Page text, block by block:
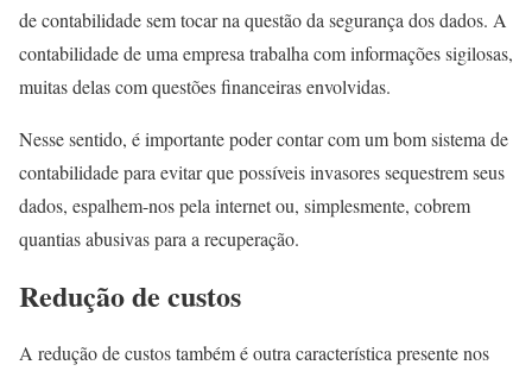
de contabilidade sem tocar na questão da segurança dos dados. A
contabilidade de uma empresa trabalha com informações sigilosas,
muitas delas com questões financeiras envolvidas.
Nesse sentido, é importante poder contar com um bom sistema de
contabilidade para evitar que possíveis invasores sequestrem seus
dados, espalhem-nos pela internet ou, simplesmente, cobrem
quantias abusivas para a recuperação.
Redução de custos
A redução de custos também é outra característica presente nos